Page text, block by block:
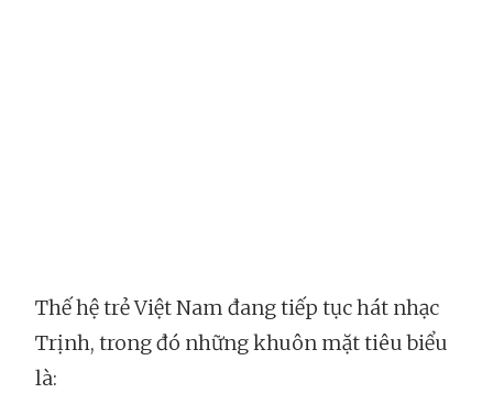
Thế hệ trẻ Việt Nam đang tiếp tục hát nhạc
Trịnh, trong đó những khuôn mặt tiêu biểu
là: